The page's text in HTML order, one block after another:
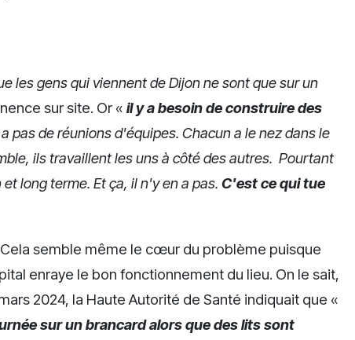
les gens qui viennent de Dijon ne sont que sur un
sur site. Or « il y a besoin de construire des
pas de réunions d'équipes. Chacun a le nez dans le
ils travaillent les uns à côté des autres. Pourtant
long terme. Et ça, il n'y en a pas. C'est ce qui tue
semble même le cœur du problème puisque
enraye le bon fonctionnement du lieu. On le sait,
2024, la Haute Autorité de Santé indiquait que «
sur un brancard alors que des lits sont